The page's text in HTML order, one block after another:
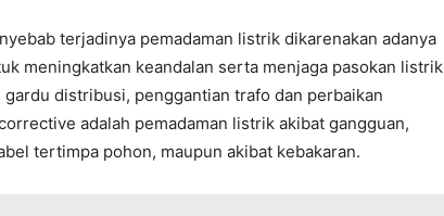
terjadinya pemadaman listrik dikarenakan adanya
meningkatkan keandalan serta menjaga pasokan listrik
distribusi, penggantian trafo dan perbaikan
adalah pemadaman listrik akibat gangguan,
tertimpa pohon, maupun akibat kebakaran.